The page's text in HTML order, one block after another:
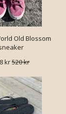
Old Blossom
kr520 kr